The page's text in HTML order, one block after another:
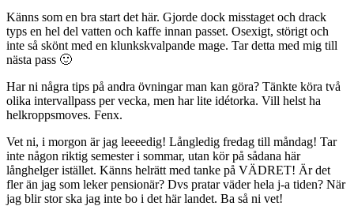
Känns som en bra start det här. Gjorde dock misstaget och drack
typs en hel del vatten och kaffe innan passet. Osexigt, störigt och
inte så skönt med en klunkskvalpande mage. Tar detta med mig till
nästa pass 🙂
Har ni några tips på andra övningar man kan göra? Tänkte köra två
olika intervallpass per vecka, men har lite idétorka. Vill helst ha
helkroppsmoves. Fenx.
Vet ni, i morgon är jag leeeedig! Långledig fredag till måndag! Tar
inte någon riktig semester i sommar, utan kör på sådana här
långhelger istället. Känns helrätt med tanke på VÄDRET! Är det
fler än jag som leker pensionär? Dvs pratar väder hela j-a tiden? När
jag blir stor ska jag inte bo i det här landet. Ba så ni vet!